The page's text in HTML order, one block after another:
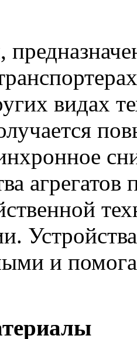
видах
агрегатов
и